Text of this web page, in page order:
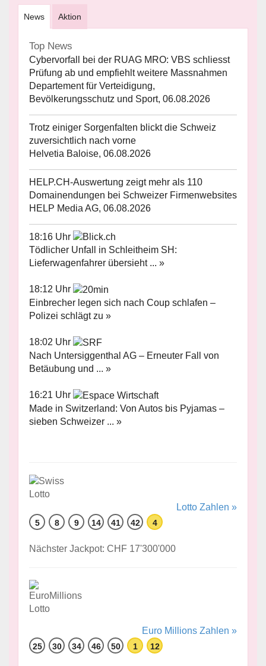
News Aktion
Top News
Cybervorfall bei der RUAG MRO: VBS schliesst
Prüfung ab und empfiehlt weitere Massnahmen
Departement für Verteidigung,
Bevölkerungsschutz und Sport, 06.08.2026
Trotz einiger Sorgenfalten blickt die Schweiz
zuversichtlich nach vorne
Helvetia Baloise, 06.08.2026
HELP.CH-Auswertung zeigt mehr als 110
Domainendungen bei Schweizer Firmenwebsites
HELP Media AG, 06.08.2026
18:16 Uhr
Tödlicher Unfall in Schleitheim SH:
Lieferwagenfahrer übersieht ... »
18:12 Uhr
Einbrecher legen sich nach Coup schlafen –
Polizei schlägt zu »
18:02 Uhr
Nach Untersiggenthal AG – Erneuter Fall von
Betäubung und ... »
16:21 Uhr
Made in Switzerland: Von Autos bis Pyjamas –
sieben Schweizer ... »
Lotto Zahlen »
5 8 9 14 41 42 4
Nächster Jackpot: CHF 17'300'000
Euro Millions Zahlen »
25 30 34 46 50 1 12